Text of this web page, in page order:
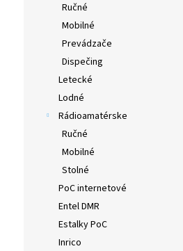
Ručné
Mobilné
Prevádzače
Dispečing
Letecké
Lodné
Rádioamatérske
Ručné
Mobilné
Stolné
PoC internetové
Entel DMR
Estalky PoC
Inrico